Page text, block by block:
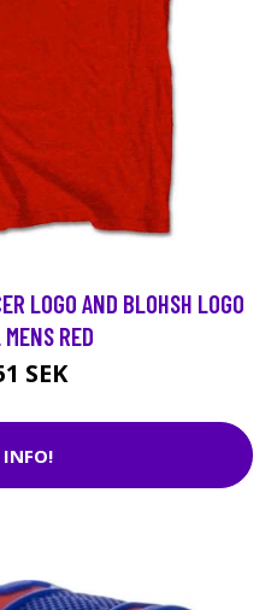
LOGO AND BLOHSH LOGO
RED
SEK
INFO!